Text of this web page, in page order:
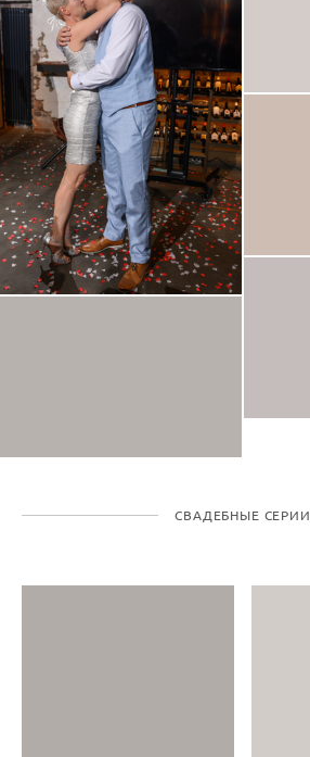
СВАДЕБНЫЕ СЕРИИ